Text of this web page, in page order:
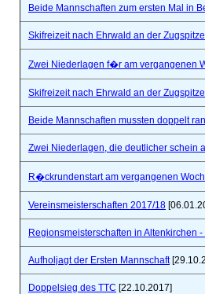
Beide Mannschaften zum ersten Mal in
Skifreizeit nach Ehrwald an der Zugspitze
Zwei Niederlagen f�r am vergangenen
Skifreizeit nach Ehrwald an der Zugspitze
Beide Mannschaften mussten doppelt
Zwei Niederlagen, die deutlicher schein
R�ckrundenstart am vergangenen
Vereinsmeisterschaften 2017/18
Regionsmeisterschaften in Altenkirchen
Aufholjagt der Ersten Mannschaft
Doppelsieg des TTC [22.10.2017]